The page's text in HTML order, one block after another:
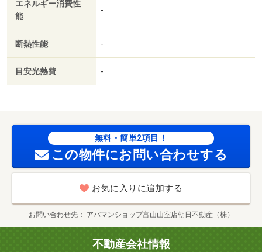
浄便座／洗面所独立／洗面化粧台／２口コンロ／駐輪場／
宅配ボックス／敷金不要／対面式キッチン／ＩＨクッキン
ット使用料不要／浴室に窓／複層ガラス／浴室１坪以上／
融雪機／敷地内ごみ置き場／セキュリティ会社加入済／Ｌ
ＤＫ１２畳以上／全居室６畳以上／プロパンガス／洗面所
ストア）まで７４８ｍ／セブンイレブン（コンビニ）まで
８００ｍ／Ｖ－ｄｒｕｇ（ドラッグストア）まで９１６ｍ
／ファミリーマート（コンビニ）まで８２０ｍ／（株）大
阪屋ショップ／秋吉店（スーパー）まで１０１２ｍ/賃貸戸
エネルギー消費性
能
-
断熱性能 -
目安光熱費 -
無料・簡単2項目！
この物件にお問い合わせする
お気に入りに追加する
お問い合わせ先 アパマンショップ富山山室店朝日不動産（株）
不動産会社情報